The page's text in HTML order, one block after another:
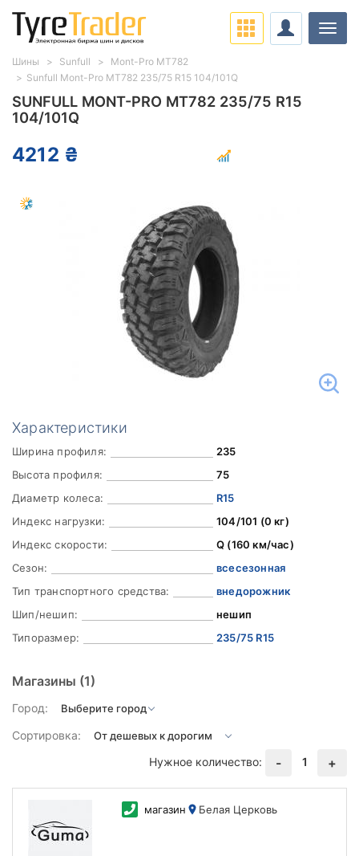
SUNFULL MONT-PRO MT782 235/75 R15
104/101Q
4212 ₴
Характеристики
Ширина профиля:
235
Высота профиля:
75
Диаметр колеса:
R15
Индекс нагрузки:
104/101 (0 кг)
Индекс скорости:
Q (160 км/час)
Сезон:
всесезонная
Тип транспортного средства:
внедорожник
Шип/нешип:
нешип
Типоразмер:
235/75 R15
Магазины (1)
Город:
Сортировка:
Нужное количество:
- 1 +
магазин Белая Церковь
Шины Sunfull
Mont-Pro MT782
Sunfull Mont-Pro MT782 235/75 R15 104/101Q